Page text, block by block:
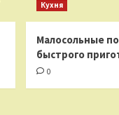
Кухня
Малосольные
быстрого
0